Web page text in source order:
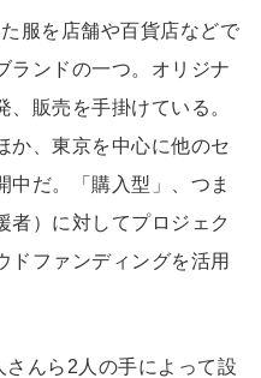
服を店舗や百貨店などで
ランドの一つ。オリジナ
販売を手掛けている。
か、東京を中心に他のセ
中だ。「購入型」、つま
者）に対してプロジェク
ドファンディングを活用
んら2人の手によって設